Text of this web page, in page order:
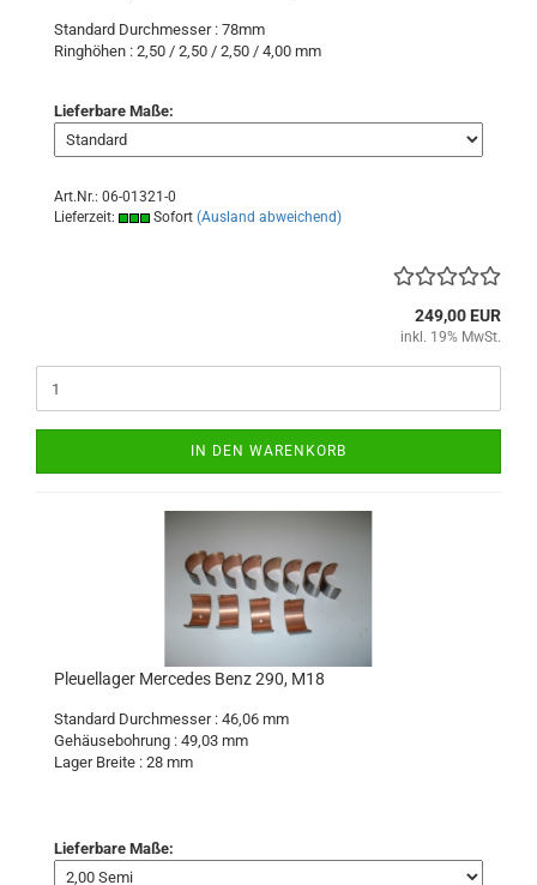
Standard Durchmesser : 78mm
Ringhöhen : 2,50 / 2,50 / 2,50 / 4,00 mm
Lieferbare Maße:
Art.Nr.: 06-01321-0
Lieferzeit:
Sofort (Ausland abweichend)
249,00 EUR
inkl. 19% MwSt.
IN DEN WARENKORB
Pleuellager Mercedes Benz 290, M18
Standard Durchmesser : 46,06 mm
Gehäusebohrung : 49,03 mm
Lager Breite : 28 mm
Lieferbare Maße: